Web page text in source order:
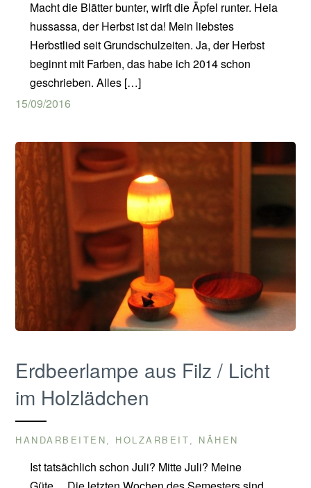
Macht die Blätter bunter, wirft die Äpfel runter. Heia
hussassa, der Herbst ist da! Mein liebstes
Herbstlied seit Grundschulzeiten. Ja, der Herbst
beginnt mit Farben, das habe ich 2014 schon
geschrieben. Alles […]
15/09/2016
Erdbeerlampe aus Filz / Licht
im Holzlädchen
HANDARBEITEN , HOLZARBEIT , NÄHEN
Ist tatsächlich schon Juli? Mitte Juli? Meine